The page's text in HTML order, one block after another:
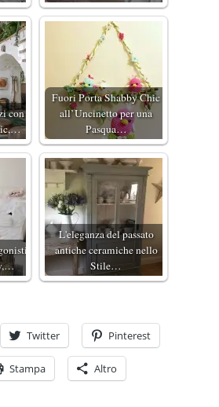
con
Fuori Porta Shabby Chic
all’Uncinetto per una
Pasqua…
L'eleganza del passato
antiche ceramiche nello
Stile…
Twitter Pinterest
Stampa Altro